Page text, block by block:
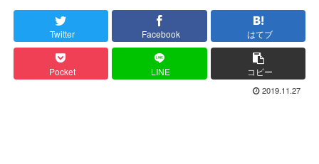
Twitter Facebook はてブ
Pocket LINE コピー
2019.11.27